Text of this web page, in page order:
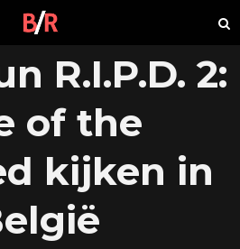
R.I.P.D. 2:
of the
kijken in